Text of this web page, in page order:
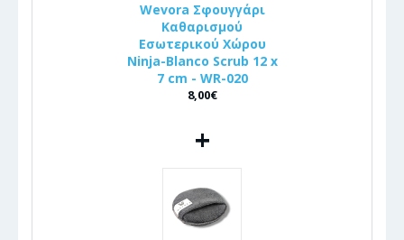
Wevora Σφουγγάρι
Καθαρισμού
Εσωτερικού Χώρου
Ninja-Blanco Scrub 12 x
7 cm - WR-020
8,00€
+